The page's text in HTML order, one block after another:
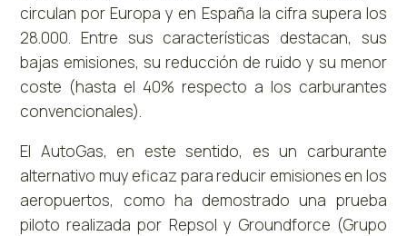
circulan por Europa y en España la cifra supera los
28.000. Entre sus características destacan, sus
bajas emisiones, su reducción de ruido y su menor
coste (hasta el 40% respecto a los carburantes
convencionales).
El AutoGas, en este sentido, es un carburante
alternativo muy eficaz para reducir emisiones en los
aeropuertos, como ha demostrado una prueba
piloto realizada por Repsol y Groundforce (Grupo